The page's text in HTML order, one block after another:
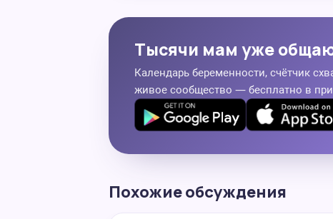
Тысячи мам уже
Календарь беременности, счётчик
живое сообщество — бесплатно в
Похожие обсуждения